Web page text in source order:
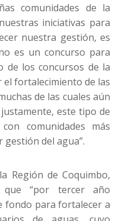
comunidades de la
iniciativas para
nuestra gestión, es
es un concurso para
de los concursos de la
el fortalecimiento de las
de las cuales aún
este tipo de
comunidades más
del agua”.
Región de Coquimbo,
que “por tercer año
fondo para fortalecer a